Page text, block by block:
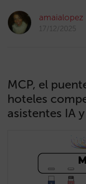
amaialopez
17/12/2025
MCP, el
hoteles
asistentes IA